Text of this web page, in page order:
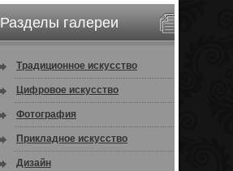
Разделы галереи
Традиционное искусство
Цифровое искусство
Фотография
Прикладное искусство
Дизайн